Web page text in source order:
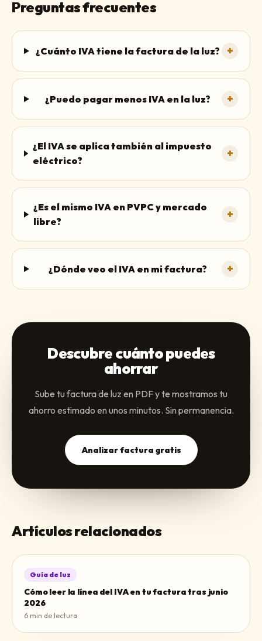
Preguntas frecuentes
¿Cuánto IVA tiene la factura de la luz? +
¿Puedo pagar menos IVA en la luz? +
¿El IVA se aplica también al impuesto
eléctrico?
+
¿Es el mismo IVA en PVPC y mercado
libre?
+
¿Dónde veo el IVA en mi factura? +
Descubre cuánto puedes
ahorrar
Sube tu factura de luz en PDF y te mostramos tu
ahorro estimado en unos minutos. Sin permanencia.
Analizar factura gratis
Artículos relacionados
Guía de luz
Cómo leer la línea del IVA en tu factura tras junio
2026
6 min de lectura